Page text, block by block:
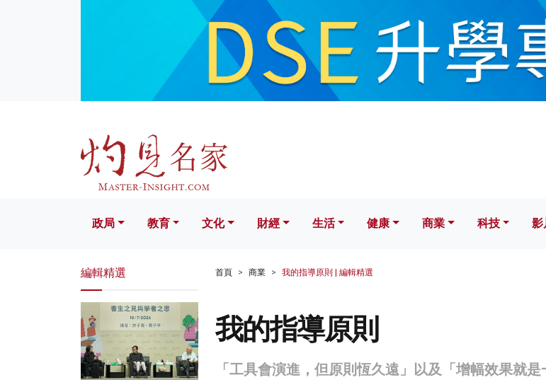
文化 財經 生活 健康 科技
政局 教育 文化 財經 生活 健康 商業 科技 影
首頁 商業 我的指導原則 | 編輯精選
我的指導原則
「工具會演進，但原則恆久遠」以及「增幅效果就
編輯精選